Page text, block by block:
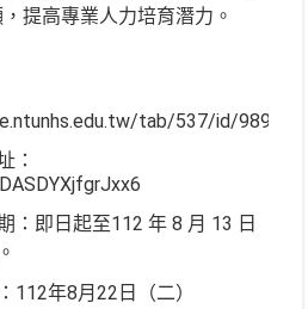
提高專業人力培育潛力。
tab/537/id/989
：
：即日起至112 年 8 月 13 日
112年8月22日（二）